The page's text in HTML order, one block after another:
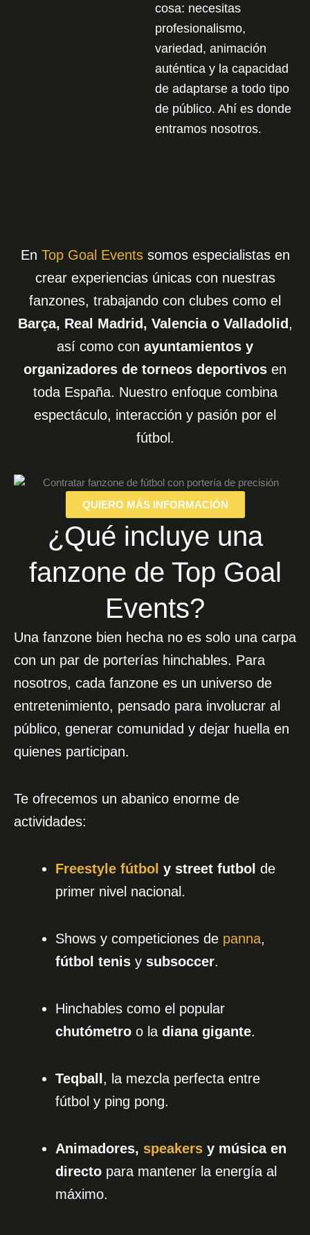
cosa: necesitas
profesionalismo,
variedad, animación
auténtica y la capacidad
de adaptarse a todo tipo
de público. Ahí es donde
entramos nosotros.
En Top Goal Eventssomos especialistas en
crear experiencias únicas con nuestras
fanzones, trabajando con clubes como el
Barça, Real Madrid, Valencia o Valladolid ,
así como con ayuntamientos y
organizadores de torneos deportivos en
toda España. Nuestro enfoque combina
espectáculo, interacción y pasión por el
fútbol.
QUIERO MÁS INFORMACIÓN
¿Qué incluye una
fanzone de Top Goal
Events?
Una fanzone bien hecha no es solo una carpa
con un par de porterías hinchables. Para
nosotros, cada fanzone es un universo de
entretenimiento, pensado para involucrar al
público, generar comunidad y dejar huella en
quienes participan.
Te ofrecemos un abanico enorme de
actividades:
Freestyle fútbol y street futbol de
primer nivel nacional.
Shows y competiciones de panna,
fútbol tenis y subsoccer.
Hinchables como el popular
chutómetro o la diana gigante.
Teqball , la mezcla perfecta entre
fútbol y ping pong.
Animadores, speakers y música en
directo para mantener la energía al
máximo.